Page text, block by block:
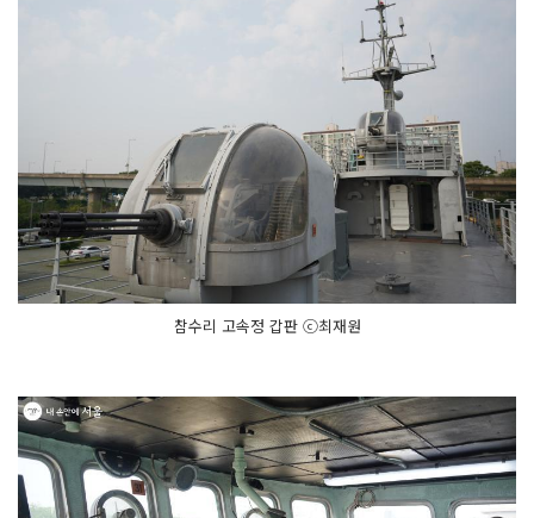
참수리 고속정 갑판 ⓒ최재원